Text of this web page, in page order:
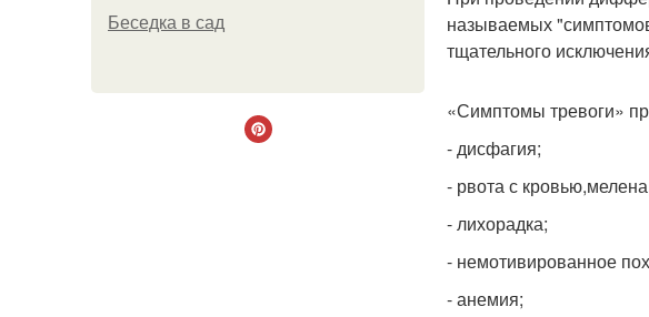
Беседка в сад
называемых
тщательного
«Симптомы тревоги»
- дисфагия;
- рвота с
- лихорадка;
- немотивированное
- анемия;